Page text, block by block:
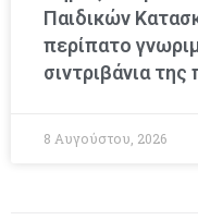
Παιδικών
περίπατο
σιντριβάνια
8 Αυγούστου, 2026